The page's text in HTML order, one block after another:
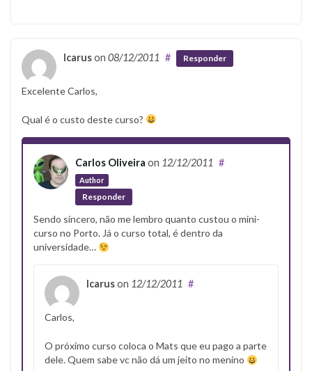
Icaruson 08/12/2011 # Responder
Excelente Carlos,
Qual é o custo deste curso?
Carlos Oliveira on 12/12/2011
Author
#
Responder
Sendo sincero, não me lembro quanto custou o mini-
curso no Porto. Já o curso total, é dentro da
universidade…
Icaruson 12/12/2011 #
Carlos,
O próximo curso coloca o Mats que eu pago a parte
dele. Quem sabe vc não dá um jeito no menino